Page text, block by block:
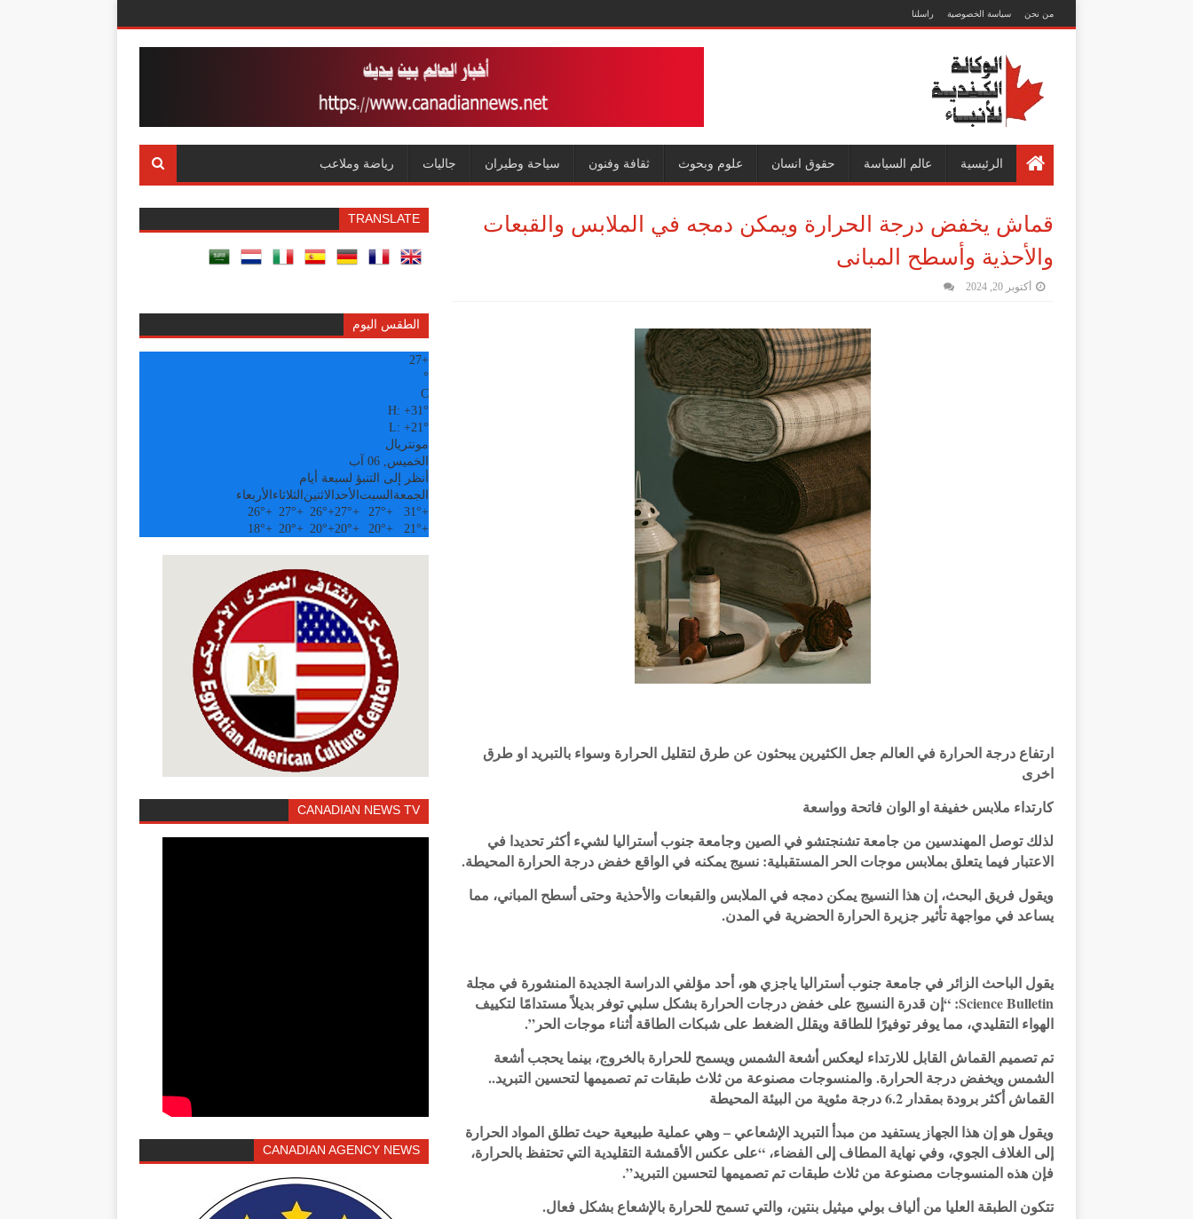
من نحن سياسة الخصوصية راسلنا
الرئيسية عالم السياسة حقوق انسان علوم وبحوث ثقافة وفنون سياحة وطيران جاليات رياضة وملاعب
قماش يخفض درجة الحرارة ويمكن دمجه في الملابس والقبعات
والأحذية وأسطح المبانى
أكتوبر 20, 2024
ارتفاع درجة الحرارة في العالم جعل الكثيرين يبحثون عن طرق لتقليل الحرارة وسواء بالتبريد او طرق
اخرى
كارتداء ملابس خفيفة او الوان فاتحة وواسعة
لذلك توصل المهندسين من جامعة تشنجتشو في الصين وجامعة جنوب أستراليا لشيء أكثر تحديدا في
الاعتبار فيما يتعلق بملابس موجات الحر المستقبلية: نسيج يمكنه في الواقع خفض درجة الحرارة المحيطة.
ويقول فريق البحث، إن هذا النسيج يمكن دمجه في الملابس والقبعات والأحذية وحتى أسطح المباني، مما
يساعد في مواجهة تأثير جزيرة الحرارة الحضرية في المدن.
يقول الباحث الزائر في جامعة جنوب أستراليا ياجزي هو، أحد مؤلفي الدراسة الجديدة المنشورة في مجلة
Science Bulletin: “إن قدرة النسيج على خفض درجات الحرارة بشكل سلبي توفر بديلاً مستدامًا لتكييف
الهواء التقليدي، مما يوفر توفيرًا للطاقة ويقلل الضغط على شبكات الطاقة أثناء موجات الحر”.
تم تصميم القماش القابل للارتداء ليعكس أشعة الشمس ويسمح للحرارة بالخروج، بينما يحجب أشعة
الشمس ويخفض درجة الحرارة. والمنسوجات مصنوعة من ثلاث طبقات تم تصميمها لتحسين التبريد..
القماش أكثر برودة بمقدار 6.2 درجة مئوية من البيئة المحيطة
ويقول هو إن هذا الجهاز يستفيد من مبدأ التبريد الإشعاعي – وهي عملية طبيعية حيث تطلق المواد الحرارة
إلى الغلاف الجوي، وفي نهاية المطاف إلى الفضاء، “على عكس الأقمشة التقليدية التي تحتفظ بالحرارة،
فإن هذه المنسوجات مصنوعة من ثلاث طبقات تم تصميمها لتحسين التبريد”.
تتكون الطبقة العليا من ألياف بولي ميثيل بنتين، والتي تسمح للحرارة بالإشعاع بشكل فعال.
TRANSLATE
الطقس اليوم
+
27
°
C
H: +31°
L: +21°
مونتريال
الخميس, 06 آب
أنظر إلى التنبؤ لسبعة أيام
الجمعة السبت الأحد الاثنين الثلاثاء الأربعاء
+
31°
+
27°
+
27°
+
26°
+
27°
+
26°
+
21°
+
20°
+
20°
+
20°
+
20°
+
18°
CANADIAN NEWS TV
CANADIAN AGENCY NEWS